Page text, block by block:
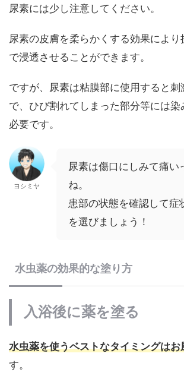
尿素には少し注意してください。
尿素の皮膚を柔らかくする効果により
で浸透させることができます。
ですが、尿素は粘膜部に使用すると刺
で、ひび割れてしまった部分等には
必要です。
ヨシミヤ
尿素は傷口にしみて痛い
ね。
患部の状態を確認して症
を選びましょう！
水虫薬の効果的な塗り方
入浴後に薬を塗る
水虫薬を使うベストなタイミングはお
す。